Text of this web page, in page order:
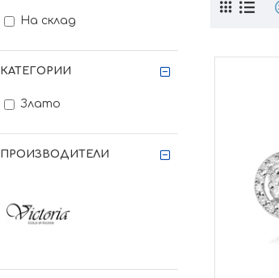
КАТЕГОРИИ
Злато
ПРОИЗВОДИТЕЛИ
На склад